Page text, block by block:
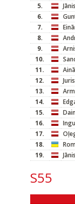
5.
Jānis
6.
7.
8.
9.
10.
11.
12.
Juris
13.
14.
15.
16.
17.
18.
19.
Jānis
S55